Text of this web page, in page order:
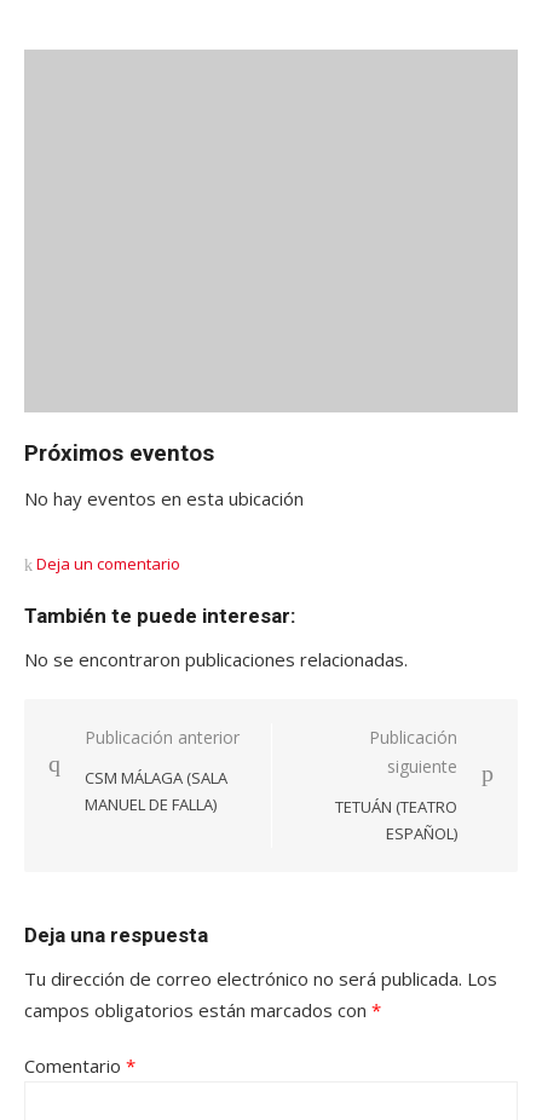
Próximos eventos
No hay eventos en esta ubicación
Deja un comentario
También te puede interesar:
No se encontraron publicaciones relacionadas.
Navegación
de
entradas
Publicación anterior
CSM MÁLAGA (SALA
MANUEL DE FALLA)
Publicación
siguiente
TETUÁN (TEATRO
ESPAÑOL)
Deja una respuesta
Tu dirección de correo electrónico no será publicada. Los
campos obligatorios están marcados con *
Comentario *